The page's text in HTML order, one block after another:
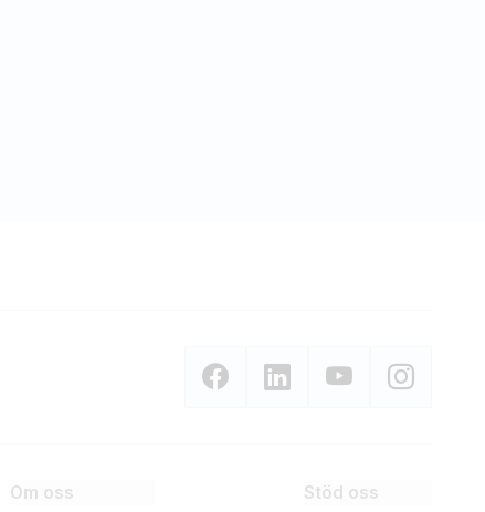
Om oss Stöd oss